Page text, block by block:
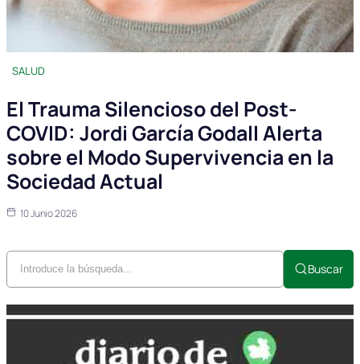
SALUD
El Trauma Silencioso del Post-
COVID: Jordi García Godall Alerta
sobre el Modo Supervivencia en la
Sociedad Actual
10 Junio 2026
Buscar